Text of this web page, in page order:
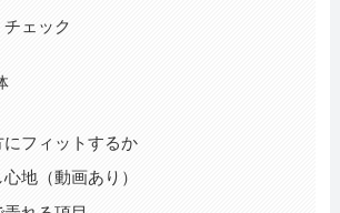
ェック
にフィットするか
地（動画あり）